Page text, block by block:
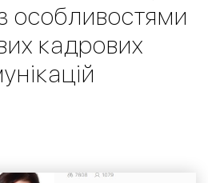
особливостями
кадрових